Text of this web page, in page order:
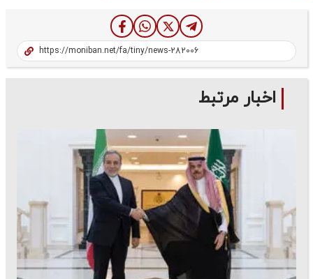
اخبار مرتبط